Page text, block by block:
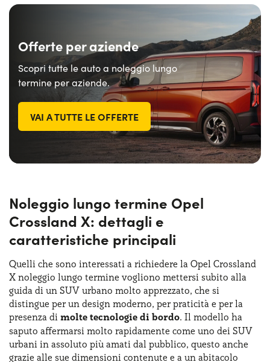
Offerte per aziende
Scopri tutte le auto a noleggio lungo
termine per aziende.
VAI A TUTTE LE OFFERTE
Noleggio lungo termine Opel
Crossland X: dettagli e
caratteristiche principali
Quelli che sono interessati a richiedere la Opel Crossland
X noleggio lungo termine vogliono mettersi subito alla
guida di un SUV urbano molto apprezzato, che si
distingue per un design moderno, per praticità e per la
presenza di molte tecnologie di bordo. Il modello ha
saputo affermarsi molto rapidamente come uno dei SUV
urbani in assoluto più amati dal pubblico, questo anche
grazie alle sue dimensioni contenute e a un abitacolo